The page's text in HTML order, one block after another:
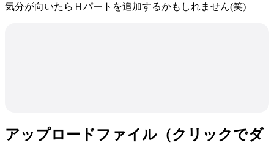
気分が向いたらＨパートを追加するかもしれません(笑)
アップロードファイル（クリックでダ